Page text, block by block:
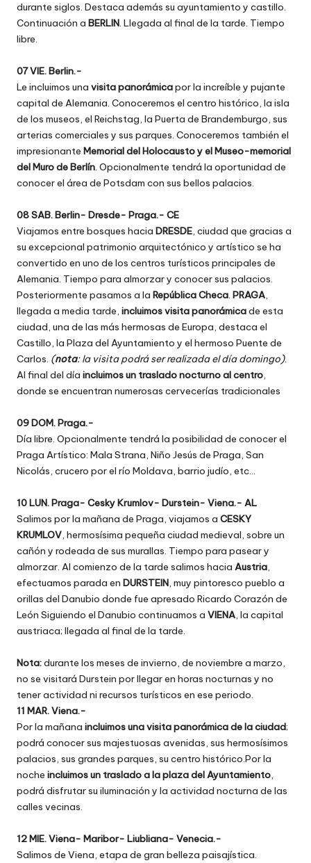
durante siglos. Destaca además su ayuntamiento y castillo.
Continuación a BERLIN. Llegada al final de la tarde. Tiempo
libre.
07 VIE. Berlin.-
Le incluimos una visita panorámicapor la increíble y pujante
capital de Alemania. Conoceremos el centro histórico, la isla
de los museos, el Reichstag, la Puerta de Brandemburgo, sus
arterias comerciales y sus parques. Conoceremos también el
impresionante Memorial del Holocausto y el Museo-memorial
del Muro de Berlín. Opcionalmente tendrá la oportunidad de
conocer el área de Potsdam con sus bellos palacios.
08 SAB. Berlin- Dresde- Praga.- CE
Viajamos entre bosques hacia DRESDE, ciudad que gracias a
su excepcional patrimonio arquitectónico y artístico se ha
convertido en uno de los centros turísticos principales de
Alemania. Tiempo para almorzar y conocer sus palacios.
Posteriormente pasamos a la República Checa. PRAGA,
llegada a media tarde, incluimos visita panorámicade esta
ciudad, una de las más hermosas de Europa, destaca el
Castillo, la Plaza del Ayuntamiento y el hermoso Puente de
Carlos. (nota: la visita podrá ser realizada el día domingo).
Al final del día incluimos un traslado nocturno al centro,
donde se encuentran numerosas cervecerías tradicionales
09 DOM. Praga.-
Día libre. Opcionalmente tendrá la posibilidad de conocer el
Praga Artístico: Mala Strana, Niño Jesús de Praga, San
Nicolás, crucero por el río Moldava, barrio judío, etc…
10 LUN. Praga- Cesky Krumlov- Durstein- Viena.- AL
Salimos por la mañana de Praga, viajamos a CESKY
KRUMLOV, hermosísima pequeña ciudad medieval, sobre un
cañón y rodeada de sus murallas. Tiempo para pasear y
almorzar. Al comienzo de la tarde salimos hacia Austria,
efectuamos parada en DURSTEIN, muy pintoresco pueblo a
orillas del Danubio donde fue apresado Ricardo Corazón de
León Siguiendo el Danubio continuamos a VIENA, la capital
austriaca; llegada al final de la tarde.
Nota:durante los meses de invierno, de noviembre a marzo,
no se visitará Durstein por llegar en horas nocturnas y no
tener actividad ni recursos turísticos en ese periodo.
11 MAR. Viena.-
Por la mañana incluimos una visita panorámica de la ciudad;
podrá conocer sus majestuosas avenidas, sus hermosísimos
palacios, sus grandes parques, su centro histórico.Por la
noche incluimos un traslado a la plaza del Ayuntamiento,
podrá disfrutar su iluminación y la actividad nocturna de las
calles vecinas.
12 MIE. Viena- Maribor- Liubliana- Venecia.-
Salimos de Viena, etapa de gran belleza paisajística.